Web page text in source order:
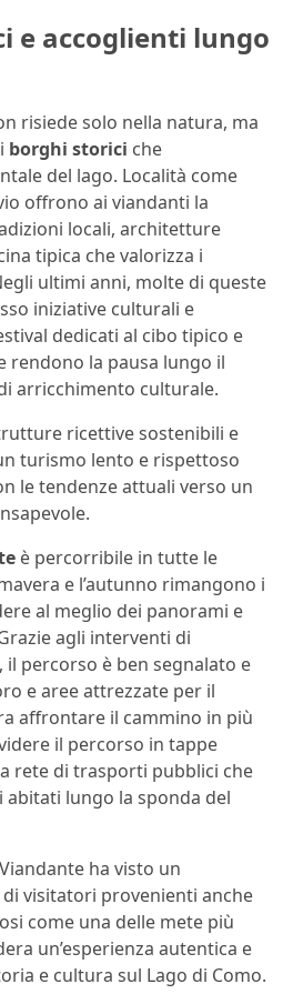
e accoglienti lungo
risiede solo nella natura, ma
borghi storici che
del lago. Località come
offrono ai viandanti la
locali, architetture
tipica che valorizza i
ultimi anni, molte di queste
iniziative culturali e
dedicati al cibo tipico e
rendono la pausa lungo il
arricchimento culturale.
ricettive sostenibili e
turismo lento e rispettoso
le tendenze attuali verso un
è percorribile in tutte le
e l’autunno rimangono i
al meglio dei panorami e
agli interventi di
percorso è ben segnalato e
e aree attrezzate per il
affrontare il cammino in più
il percorso in tappe
rete di trasporti pubblici che
lungo la sponda del
ha visto un
visitatori provenienti anche
come una delle mete più
un’esperienza autentica e
e cultura sul Lago di Como.